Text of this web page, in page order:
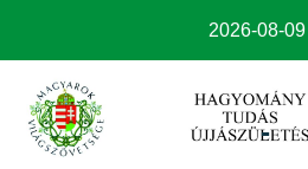
2026-08-09